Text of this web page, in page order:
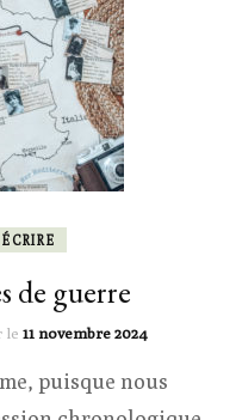
ÉCRIRE
de guerre
le 11 novembre 2024
puisque nous